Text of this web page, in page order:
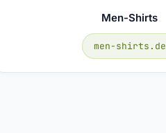
Men-Shirts
men-shirts.de